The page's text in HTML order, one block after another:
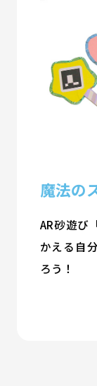
魔法の
AR砂遊び
かえる自
ろう！